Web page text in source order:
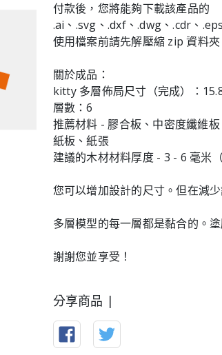
付款後，您將能夠下載該產品的
.ai、.svg、.dxf、.dwg、.cdr、
使用檔案前請先解壓縮 zip 資料夾
關於成品：
kitty 多層佈局尺寸（完成）：
層數：6
推薦材料 - 膠合板、中密度纖維
紙板、紙張
建議的木材材料厚度 - 3 - 6 毫米
您可以增加設計的尺寸。但在減
多層模型的每一層都是黏合的。
謝謝您並享受！
分享商品 |